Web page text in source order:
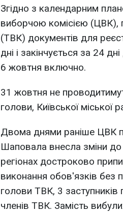
Згідно з календарним
виборчою комісією (ЦВК),
(ТВК) документів для
дні і закінчується за 24
6 жовтня включно.
31 жовтня не
голови, Київської міської
Двома днями раніше ЦВК
Шаповала внесла зміни
регіонах достроково
виконання обов'язків без
голови ТВК, 3 заступників
членів ТВК. Замість